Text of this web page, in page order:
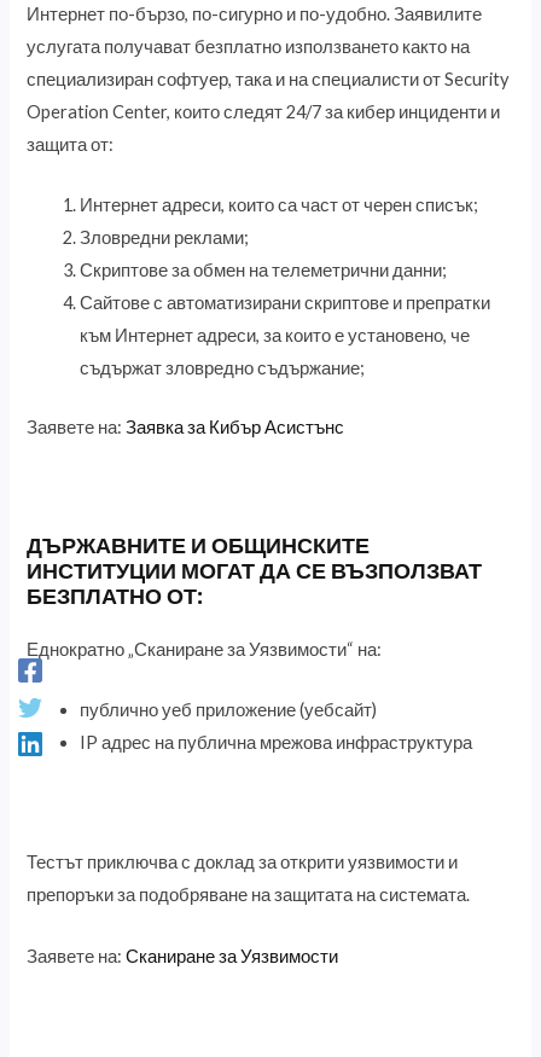
Интернет по-бързо, по-сигурно и по-удобно. Заявилите
услугата получават безплатно използването както на
специализиран софтуер, така и на специалисти от Security
Operation Center, които следят 24/7 за кибер инциденти и
защита от:
Интернет адреси, които са част от черен списък;
Зловредни реклами;
Скриптове за обмен на телеметрични данни;
Сайтове с автоматизирани скриптове и препратки
към Интернет адреси, за които е установено, че
съдържат зловредно съдържание;
Заявете на:Заявка за Кибър Асистънс
ДЪРЖАВНИТЕ И ОБЩИНСКИТЕ
ИНСТИТУЦИИ МОГАТ ДА СЕ ВЪЗПОЛЗВАТ
БЕЗПЛАТНО ОТ:
Еднократно „Сканиране за Уязвимости“ на:
публично уеб приложение (уебсайт)
IP адрес на публична мрежова инфраструктура
Тестът приключва с доклад за открити уязвимости и
препоръки за подобряване на защитата на системата.
Заявете на:Сканиране за Уязвимости